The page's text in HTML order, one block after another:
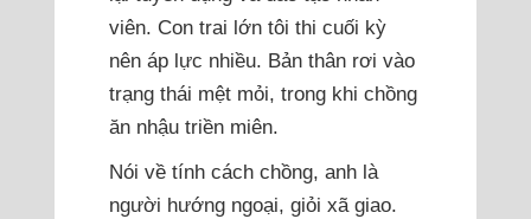
viên. Con trai lớn tôi thi cuối kỳ
nên áp lực nhiều. Bản thân rơi vào
trạng thái mệt mỏi, trong khi chồng
ăn nhậu triền miên.
Nói về tính cách chồng, anh là
người hướng ngoại, giỏi xã giao.